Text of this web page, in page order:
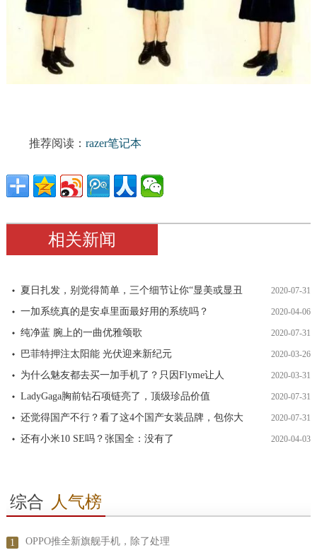
推荐阅读： razer笔记本
相关新闻
夏日扎发，别觉得简单，三个细节让你“显美或显丑 2020-07-31
一加系统真的是安卓里面最好用的系统吗？ 2020-04-06
纯净蓝 腕上的一曲优雅颂歌 2020-07-31
巴菲特押注太阳能 光伏迎来新纪元 2020-03-26
为什么魅友都去买一加手机了？只因Flyme让人 2020-03-31
LadyGaga胸前钻石项链亮了，顶级珍品价值 2020-07-31
还觉得国产不行？看了这4个国产女装品牌，包你大 2020-07-31
还有小米10 SE吗？张国全：没有了 2020-04-03
综合 人气榜
1 OPPO推全新旗舰手机，除了处理